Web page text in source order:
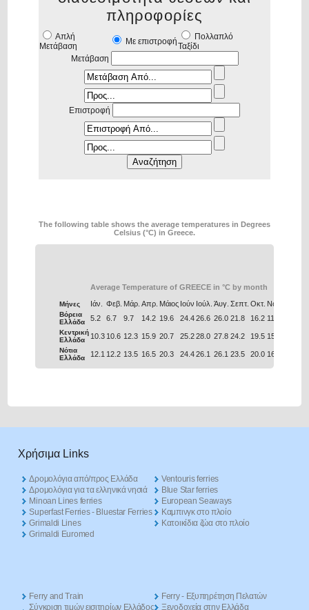
πληροφορίες
Απλή
Μετάβαση
Με επιστροφή
Πολλαπλό
Ταξίδι
Μετάβαση
Επιστροφή
The following table shows the average temperatures in Degrees
Celsius (°C) in Greece.
Average Temperature of GREECE in °C by month
Μήνες Ιάν. Φεβ. Μάρ. Απρ. Μάιος Ιούν Ιούλ. Άυγ. Σεπτ. Οκτ. Νοέ.
Βόρεια
Ελλάδα
5.2 6.7 9.7 14.2 19.6 24.426.6 26.0 21.8 16.2 11.0
Κεντρική
Ελλάδα
10.3 10.6 12.3 15.9 20.7 25.228.0 27.8 24.2 19.5 15.4
Νότια
Ελλάδα
12.1 12.2 13.5 16.5 20.3 24.426.1 26.1 23.5 20.0 16.6
Χρήσιμα Links
Δρομολόγια από/προς Ελλάδα
Δρομολόγια για τα ελληνικά νησιά
Minoan Lines ferries
Superfast Ferries - Bluestar Ferries
Grimaldi Lines
Grimaldi Euromed
Ventouris ferries
Blue Star ferries
European Seaways
Καμπινγκ στο πλοίο
Kατοικίδια ζώα στο πλοίο
Ferry and Train
Σύγκριση τιμών εισιτηρίων Ελλάδος
Ferry - Εξυπηρέτηση Πελατών
Ξενοδοχεία στην Ελλάδα